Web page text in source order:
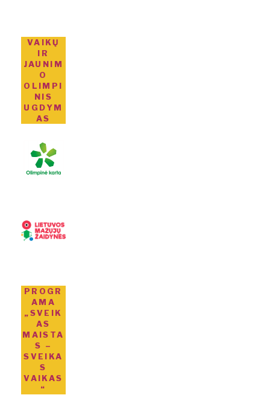
VAIKŲ
IR
JAUNIM
O
OLIMPI
NIS
UGDYM
AS
PROGR
AMA
„SVEIK
AS
MAISTA
S –
SVEIKA
S
VAIKAS
“